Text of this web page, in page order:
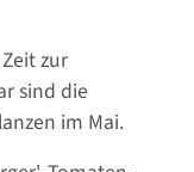
zur
sind die
im Mai.